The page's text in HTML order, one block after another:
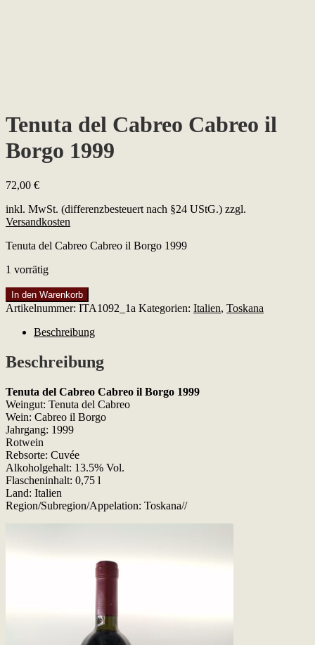
Tenuta del Cabreo Cabreo il
Borgo 1999
72,00 €
inkl. MwSt. (differenzbesteuert nach §24 UStG.) zzgl.
Versandkosten
Tenuta del Cabreo Cabreo il Borgo 1999
1 vorrätig
Tenuta
del
Cabreo
Borgo
1999
In den Warenkorb
Artikelnummer: ITA1092_1a Kategorien: Italien, Toskana
Beschreibung
Beschreibung
Tenuta del Cabreo Cabreo il Borgo 1999
Weingut: Tenuta del Cabreo
Wein: Cabreo il Borgo
Jahrgang: 1999
Rotwein
Rebsorte: Cuvée
Alkoholgehalt: 13.5% Vol.
Flascheninhalt: 0,75 l
Land: Italien
Region/Subregion/Appelation: Toskana//